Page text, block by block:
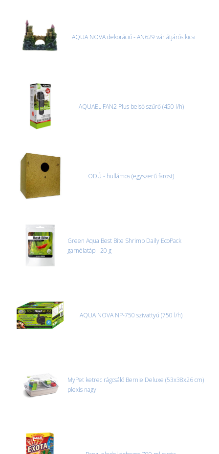
AQUA NOVA dekoráció - AN629 vár átjárós kicsi
AQUAEL FAN2 Plus belső szűrő (450 l/h)
ODÚ - hullámos (egyszerű farost)
Green Aqua Best Bite Shrimp Daily EcoPack
garnélatáp - 20 g
AQUA NOVA NP-750 szivattyú (750 l/h)
MyPet ketrec rágcsáló Bernie Deluxe (53x38x26 cm)
plexis nagy